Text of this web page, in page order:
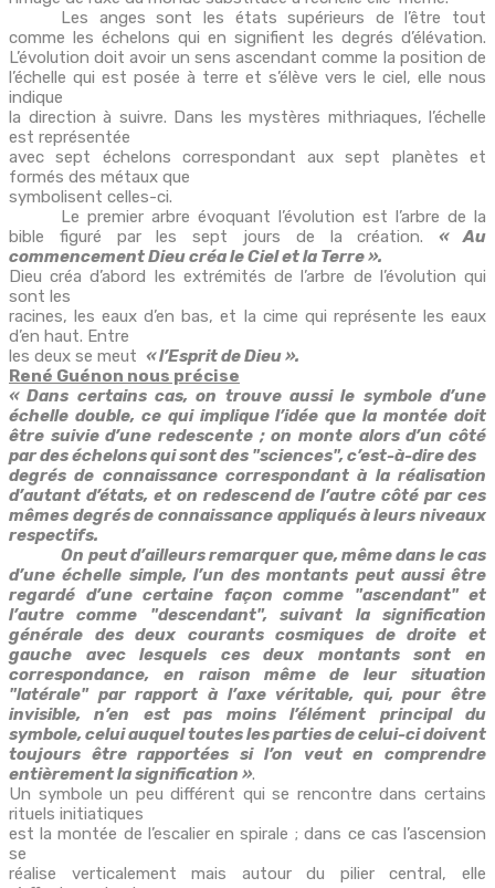
Les anges sont les états supérieurs de l’être tout
comme les échelons qui en signifient les degrés d’élévation.
L’évolution doit avoir un sens ascendant comme la position de
l’échelle qui est posée à terre et s’élève vers le ciel, elle nous
indique
la direction à suivre. Dans les mystères mithriaques, l’échelle
est représentée
avec sept échelons correspondant aux sept planètes et
formés des métaux que
symbolisent celles-ci.
Le premier arbre évoquant l’évolution est l’arbre de la
bible figuré par les sept jours de la création.« Au
commencement Dieu créa le Ciel et la Terre ».
Dieu créa d’abord les extrémités de l’arbre de l’évolution qui
sont les
racines, les eaux d’en bas, et la cime qui représente les eaux
d’en haut. Entre
les deux se meut « l’Esprit de Dieu ».
René Guénon nous précise
« Dans certains cas, on trouve aussi le symbole d’une
échelle double, ce qui implique l’idée que la montée doit
être suivie d’une redescente ; on monte alors d’un côté
par des échelons qui sont des "sciences", c’est-à-dire des
degrés de connaissance correspondant à la réalisation
d’autant d’états, et on redescend de l’autre côté par ces
mêmes degrés de connaissance appliqués à leurs niveaux
respectifs.
On peut d’ailleurs remarquer que, même dans le cas
d’une échelle simple, l’un des montants peut aussi être
regardé d’une certaine façon comme "ascendant" et
l’autre comme "descendant", suivant la signification
générale des deux courants cosmiques de droite et
gauche avec lesquels ces deux montants sont en
correspondance, en raison même de leur situation
"latérale" par rapport à l’axe véritable, qui, pour être
invisible, n’en est pas moins l’élément principal du
symbole, celui auquel toutes les parties de celui-ci doivent
toujours être rapportées si l’on veut en comprendre
entièrement la signification ».
Un symbole un peu différent qui se rencontre dans certains
rituels initiatiques
est la montée de l’escalier en spirale ; dans ce cas l’ascension
se
réalise verticalement mais autour du pilier central, elle